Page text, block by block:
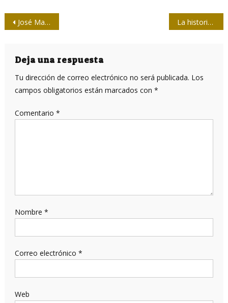
Navegación
entradas
José Martí frente a la podredumbre y el lodo La historia detrás del derribo de las avionetas de “Hermanos al Rescate” por Cuba
Deja una respuesta
Tu dirección de correo electrónico no será publicada. Los
campos obligatorios están marcados con *
Comentario *
Nombre *
Correo electrónico *
Web